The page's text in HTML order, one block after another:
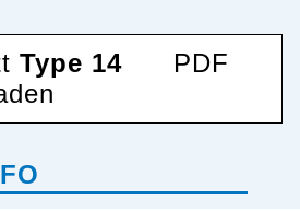
Type 14
PDF